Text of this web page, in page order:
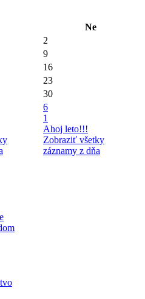
Ne
2
9
16
23
30
6
1
Ahoj leto!!!
Zobraziť všetky
záznamy z dňa